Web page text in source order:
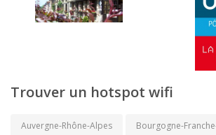
Trouver un hotspot wifi
Auvergne-Rhône-Alpes Bourgogne-